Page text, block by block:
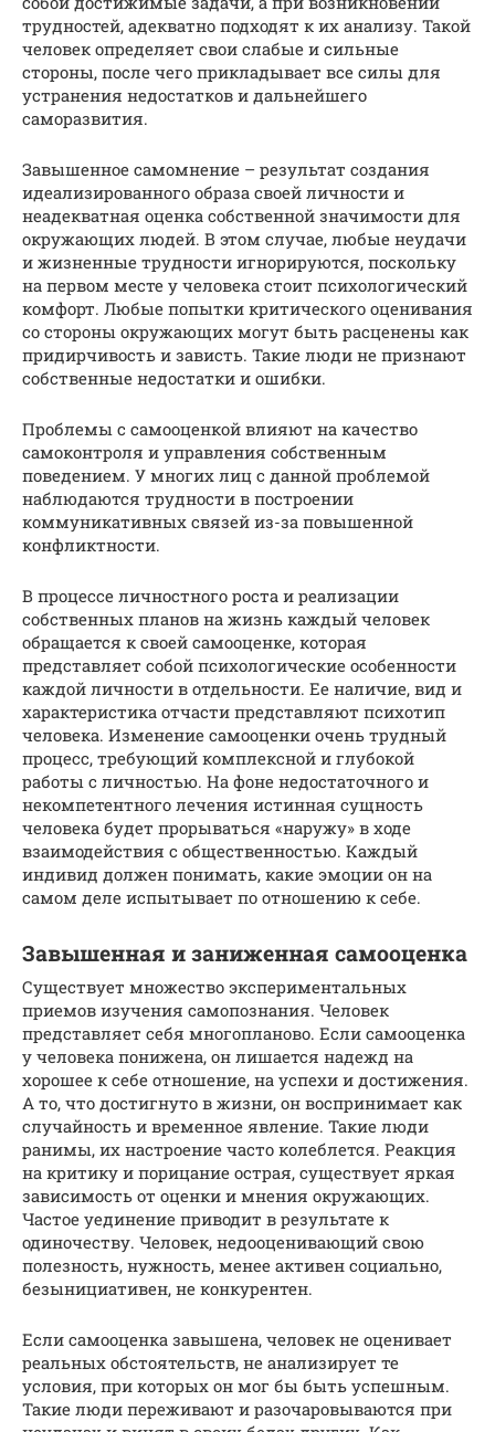
трудностей, адекватно подходят к их анализу. Такой
человек определяет свои слабые и сильные
стороны, после чего прикладывает все силы для
устранения недостатков и дальнейшего
саморазвития.
Завышенное самомнение – результат создания
идеализированного образа своей личности и
неадекватная оценка собственной значимости для
окружающих людей. В этом случае, любые неудачи
и жизненные трудности игнорируются, поскольку
на первом месте у человека стоит психологический
комфорт. Любые попытки критического оценивания
со стороны окружающих могут быть расценены как
придирчивость и зависть. Такие люди не признают
собственные недостатки и ошибки.
Проблемы с самооценкой влияют на качество
самоконтроля и управления собственным
поведением. У многих лиц с данной проблемой
наблюдаются трудности в построении
коммуникативных связей из-за повышенной
конфликтности.
В процессе личностного роста и реализации
собственных планов на жизнь каждый человек
обращается к своей самооценке, которая
представляет собой психологические особенности
каждой личности в отдельности. Ее наличие, вид и
характеристика отчасти представляют психотип
человека. Изменение самооценки очень трудный
процесс, требующий комплексной и глубокой
работы с личностью. На фоне недостаточного и
некомпетентного лечения истинная сущность
человека будет прорываться «наружу» в ходе
взаимодействия с общественностью. Каждый
индивид должен понимать, какие эмоции он на
самом деле испытывает по отношению к себе.
Завышенная и заниженная самооценка
Существует множество экспериментальных
приемов изучения самопознания. Человек
представляет себя многопланово. Если самооценка
у человека понижена, он лишается надежд на
хорошее к себе отношение, на успехи и достижения.
А то, что достигнуто в жизни, он воспринимает как
случайность и временное явление. Такие люди
ранимы, их настроение часто колеблется. Реакция
на критику и порицание острая, существует яркая
зависимость от оценки и мнения окружающих.
Частое уединение приводит в результате к
одиночеству. Человек, недооценивающий свою
полезность, нужность, менее активен социально,
безынициативен, не конкурентен.
Если самооценка завышена, человек не оценивает
реальных обстоятельств, не анализирует те
условия, при которых он мог бы быть успешным.
Такие люди переживают и разочаровываются при